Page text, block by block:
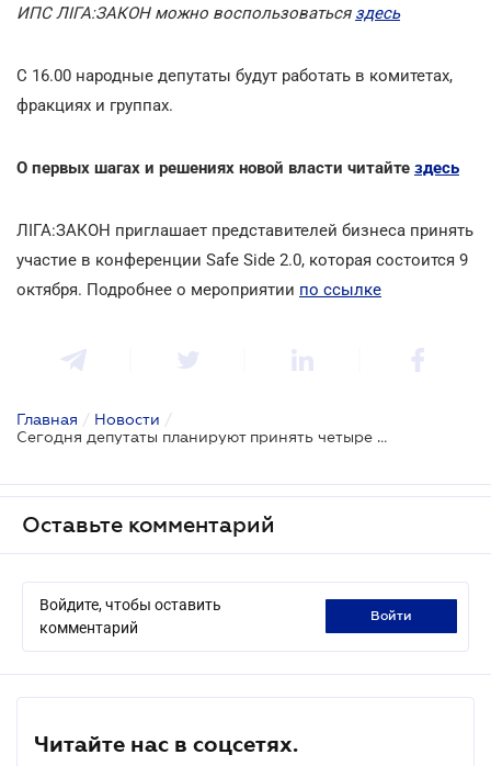
ИПС ЛІГА:ЗАКОН можно воспользоваться здесь
С 16.00 народные депутаты будут работать в комитетах,
фракциях и группах.
О первых шагах и решениях новой власти читайте здесь
ЛІГА:ЗАКОН приглашает представителей бизнеса принять
участие в конференции Safe Side 2.0, которая состоится 9
октября. Подробнее о мероприятии по ссылке
Главная / Новости /
Сегодня депутаты планируют принять четыре закона
Оставьте комментарий
Войдите, чтобы оставить
комментарий
войти
Читайте нас в соцсетях.